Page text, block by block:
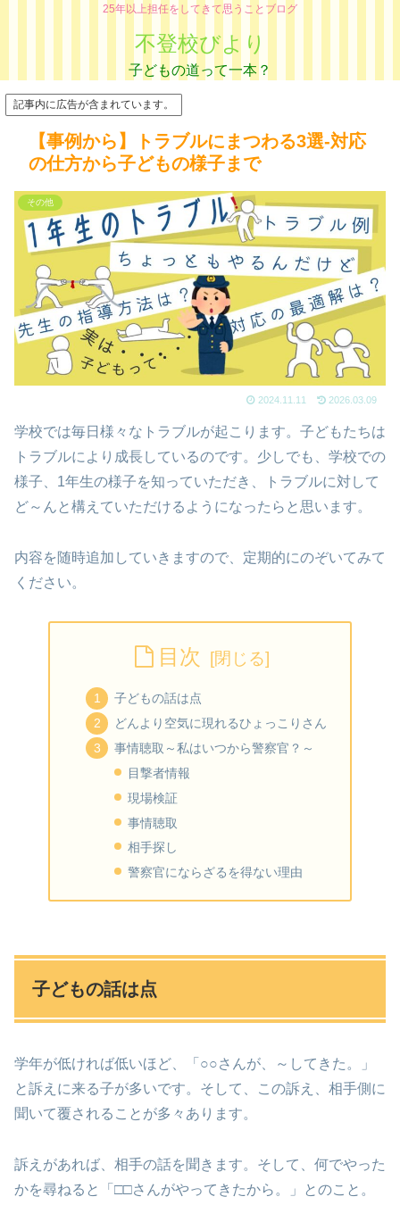
25年以上担任をしてきて思うことブログ
不登校びより
記事内に広告が含まれています。
【事例から】トラブルにまつわる3選-対応
の仕方から子どもの様子まで
その他
2024.11.11 2026.03.09
学校では毎日様々なトラブルが起こります。子どもたちは
トラブルにより成長しているのです。少しでも、学校での
様子、1年生の様子を知っていただき、トラブルに対して
ど～んと構えていただけるようになったらと思います。
内容を随時追加していきますので、定期的にのぞいてみて
ください。
目次
子どもの話は点
どんより空気に現れるひょっこりさん
事情聴取～私はいつから警察官？～
目撃者情報
現場検証
事情聴取
相手探し
警察官にならざるを得ない理由
子どもの話は点
学年が低ければ低いほど、「○○さんが、～してきた。」
と訴えに来る子が多いです。そして、この訴え、相手側に
聞いて覆されることが多々あります。
訴えがあれば、相手の話を聞きます。そして、何でやった
かを尋ねると「□□さんがやってきたから。」とのこと。